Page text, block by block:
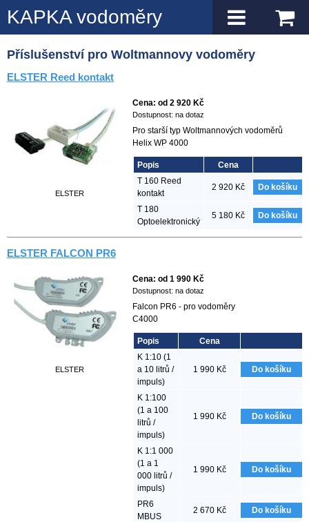
KAPKA vodoměry
Příslušenství pro Woltmannovy vodoměry
ELSTER Reed kontakt
Cena: od 2 920 Kč
Dostupnost: na dotaz
Pro starší typ Woltmannových vodoměrů
Helix WP 4000
Popis
Cena
T 160 Reed
kontakt
2 920 Kč Do košíku
T 180
Optoelektronický
5 180 Kč Do košíku
ELSTER
ELSTER FALCON PR6
Cena: od 1 990 Kč
Dostupnost: na dotaz
Falcon PR6 - pro vodoměry
C4000
Popis
Cena
K 1:10 (1
a 10 litrů /
impuls)
1 990Kč Do košíku
K 1:100
(1 a 100
litrů /
impuls)
1 990Kč Do košíku
K 1:1 000
(1 a 1
000 litrů /
impuls)
1 990Kč Do košíku
PR6
MBUS
2 670Kč Do košíku
ELSTER